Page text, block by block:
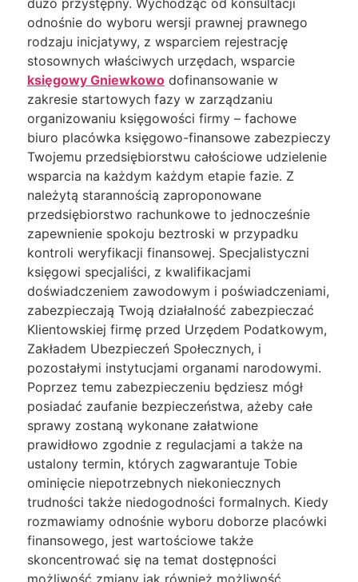
dużo przystępny. Wychodząc od konsultacji
odnośnie do wyboru wersji prawnej prawnego
rodzaju inicjatywy, z wsparciem rejestrację
stosownych właściwych urzędach, wsparcie
księgowy Gniewkowo dofinansowanie w
zakresie startowych fazy w zarządzaniu
organizowaniu księgowości firmy – fachowe
biuro placówka księgowo-finansowe zabezpieczy
Twojemu przedsiębiorstwu całościowe udzielenie
wsparcia na każdym każdym etapie fazie. Z
należytą starannością zaproponowane
przedsiębiorstwo rachunkowe to jednocześnie
zapewnienie spokoju beztroski w przypadku
kontroli weryfikacji finansowej. Specjalistyczni
księgowi specjaliści, z kwalifikacjami
doświadczeniem zawodowym i poświadczeniami,
zabezpieczają Twoją działalność zabezpieczać
Klientowskiej firmę przed Urzędem Podatkowym,
Zakładem Ubezpieczeń Społecznych, i
pozostałymi instytucjami organami narodowymi.
Poprzez temu zabezpieczeniu będziesz mógł
posiadać zaufanie bezpieczeństwa, ażeby całe
sprawy zostaną wykonane załatwione
prawidłowo zgodnie z regulacjami a także na
ustalony termin, których zagwarantuje Tobie
ominięcie niepotrzebnych niekoniecznych
trudności także niedogodności formalnych. Kiedy
rozmawiamy odnośnie wyboru doborze placówki
finansowego, jest wartościowe także
skoncentrować się na temat dostępności